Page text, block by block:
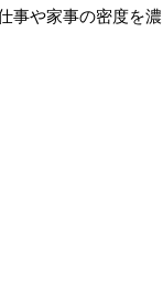
や家事の密度を